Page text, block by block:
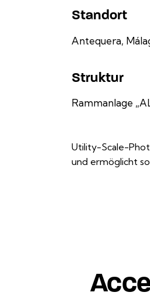
Standort
Antequera,
Struktur
Rammanlage
Utility-Scale-
und ermöglicht